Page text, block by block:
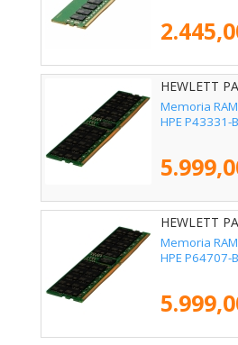
HEWLETT
Memoria
HPE
HEWLETT
Memoria
HPE